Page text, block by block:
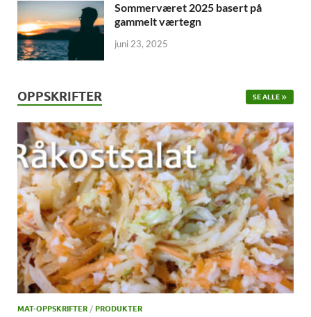
Sommerværet 2025 basert på
gammelt værtegn
juni 23, 2025
OPPSKRIFTER SE ALLE
MAT-OPPSKRIFTER / PRODUKTER